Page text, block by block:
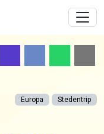
Europa Stedentrip